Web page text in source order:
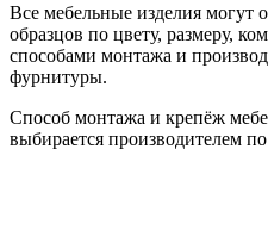
Все мебельные изделия могут
образцов по цвету, размеру,
способами монтажа и
фурнитуры.
Способ монтажа и крепёж
выбирается производителем